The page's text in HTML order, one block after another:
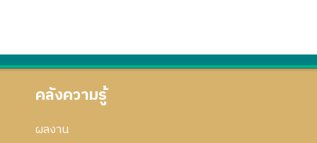
คลังความรู้
ผลงาน